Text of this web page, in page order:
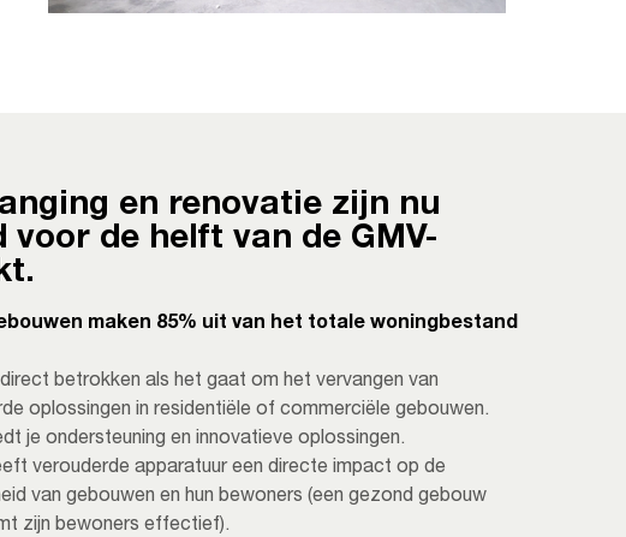
en renovatie zijn nu
voor de helft van de GMV-
maken 85% uit van het totale woningbestand
betrokken als het gaat om het vervangen van
oplossingen in residentiële of commerciële gebouwen.
je ondersteuning en innovatieve oplossingen.
verouderde apparatuur een directe impact op de
van gebouwen en hun bewoners (een gezond gebouw
zijn bewoners effectief).